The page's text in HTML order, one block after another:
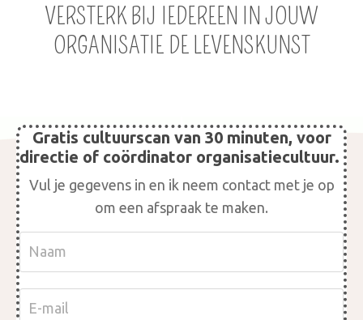
VERSTERK BIJ IEDEREEN IN JOUW
ORGANISATIE DE LEVENSKUNST
Gratis cultuurscan van 30 minuten, voor
directie of coördinator organisatiecultuur.
Vul je gegevens in en ik neem contact met je op
om een afspraak te maken.